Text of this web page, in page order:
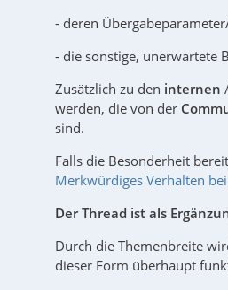
- deren
- die sonstige, unerwartete
Zusätzlich zu den internen
werden, die von der
sind.
Falls die Besonderheit
Merkwürdiges Verhalten
Der Thread ist als
Durch die Themenbreite
dieser Form überhaupt